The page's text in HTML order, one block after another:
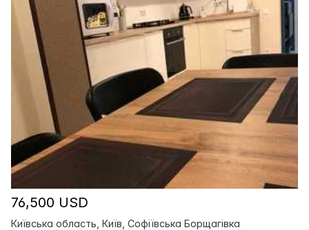
76,500 USD
Київська область, Київ, Софіївська Борщагівка